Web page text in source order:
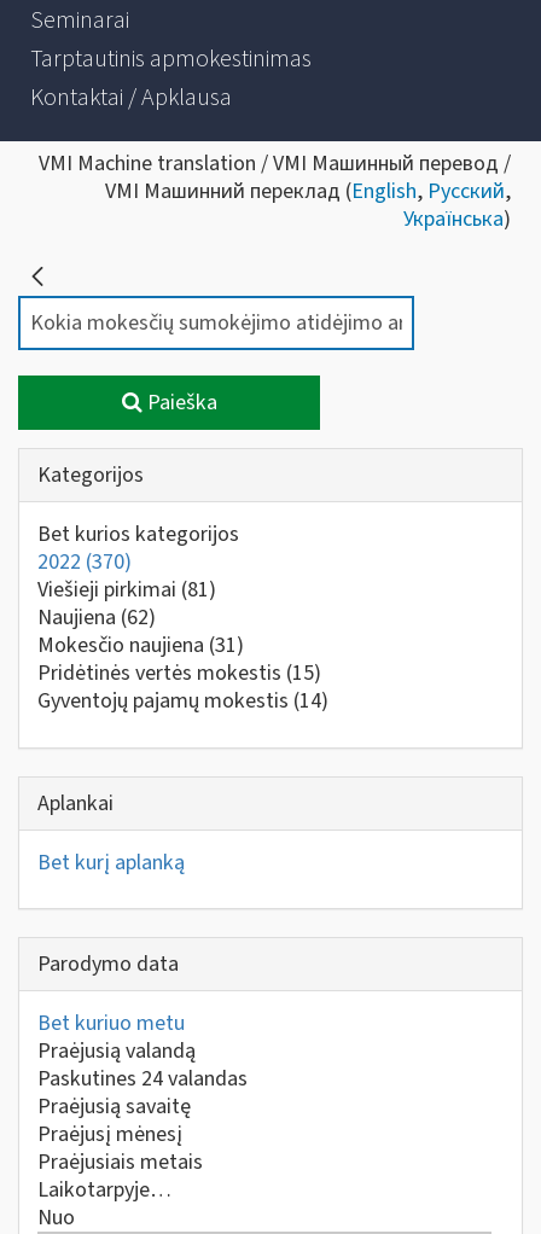
Seminarai
Tarptautinis apmokestinimas
Kontaktai / Apklausa
VMI Machine translation / VMI Машинный перевод /
VMI Машинний переклад (English, Русский,
Українська)
Paieška
Kategorijos
Bet kurios kategorijos
2022 (370)
Viešieji pirkimai (81)
Naujiena (62)
Mokesčio naujiena (31)
Pridėtinės vertės mokestis (15)
Gyventojų pajamų mokestis (14)
Aplankai
Bet kurį aplanką
Parodymo data
Bet kuriuo metu
Praėjusią valandą
Paskutines 24 valandas
Praėjusią savaitę
Praėjusį mėnesį
Praėjusiais metais
Laikotarpyje…
Nuo